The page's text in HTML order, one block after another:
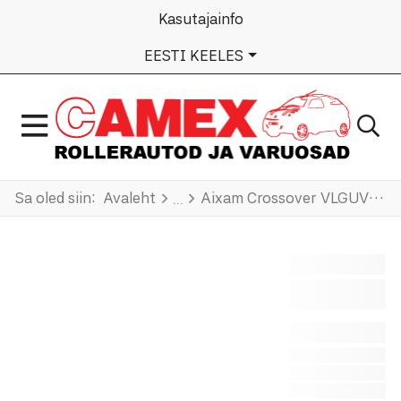
Kasutajainfo
VALI KEEL
EESTI KEELES
Sa oled siin: Avaleht Aixam Crossover VLGUV52CF